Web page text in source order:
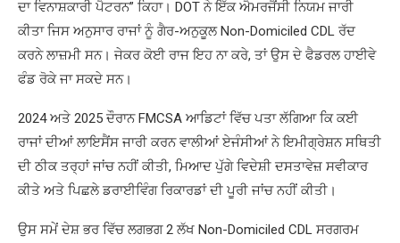
ਦਾ ਵਿਨਾਸ਼ਕਾਰੀ ਪੈਟਰਨ” ਕਿਹਾ। DOT ਨੇ ਇੱਕ ਐਮਰਜੈਂਸੀ ਨਿਯਮ ਜਾਰੀ
ਕੀਤਾ ਜਿਸ ਅਨੁਸਾਰ ਰਾਜਾਂ ਨੂੰ ਗੈਰ-ਅਨੁਕੂਲ Non-Domiciled CDL ਰੱਦ
ਕਰਨੇ ਲਾਜ਼ਮੀ ਸਨ। ਜੇਕਰ ਕੋਈ ਰਾਜ ਇਹ ਨਾ ਕਰੇ, ਤਾਂ ਉਸ ਦੇ ਫੈਡਰਲ ਹਾਈਵੇ
ਫੰਡ ਰੋਕੇ ਜਾ ਸਕਦੇ ਸਨ।
2024 ਅਤੇ 2025 ਦੌਰਾਨ FMCSA ਆਡਿਟਾਂ ਵਿੱਚ ਪਤਾ ਲੱਗਿਆ ਕਿ ਕਈ
ਰਾਜਾਂ ਦੀਆਂ ਲਾਇਸੈਂਸ ਜਾਰੀ ਕਰਨ ਵਾਲੀਆਂ ਏਜੰਸੀਆਂ ਨੇ ਇਮੀਗ੍ਰੇਸ਼ਨ ਸਥਿਤੀ
ਦੀ ਠੀਕ ਤਰ੍ਹਾਂ ਜਾਂਚ ਨਹੀਂ ਕੀਤੀ, ਮਿਆਦ ਪੁੱਗੇ ਵਿਦੇਸ਼ੀ ਦਸਤਾਵੇਜ਼ ਸਵੀਕਾਰ
ਕੀਤੇ ਅਤੇ ਪਿਛਲੇ ਡਰਾਈਵਿੰਗ ਰਿਕਾਰਡਾਂ ਦੀ ਪੂਰੀ ਜਾਂਚ ਨਹੀਂ ਕੀਤੀ।
ਉਸ ਸਮੇਂ ਦੇਸ਼ ਭਰ ਵਿੱਚ ਲਗਭਗ 2 ਲੱਖ Non-Domiciled CDL ਸਰਗਰਮ